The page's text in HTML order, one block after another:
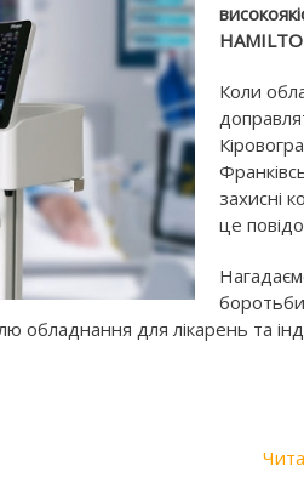
Коли
захисні
це
боротьби
обладнання для лікарень та